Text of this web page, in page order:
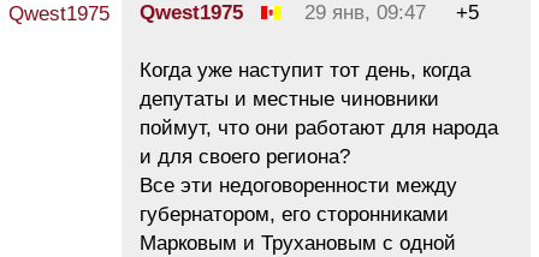
Qwest1975 29 янв, 09:47 +5
Когда уже наступит тот день, когда
депутаты и местные чиновники
поймут, что они работают для народа
и для своего региона?
Все эти недоговоренности между
губернатором, его сторонниками
Марковым и Трухановым с одной